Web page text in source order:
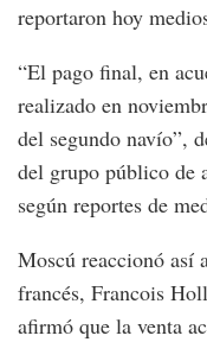
reportaron hoy
“El pago final, en
realizado en
del segundo navío”,
del grupo público de
según reportes de
Moscú reaccionó así
francés, Francois
afirmó que la venta